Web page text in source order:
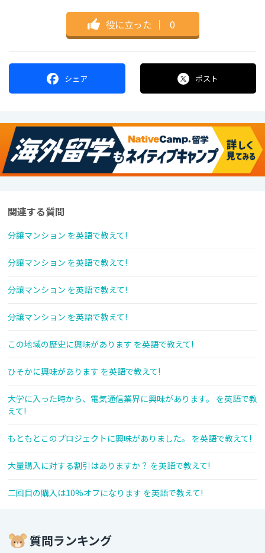
役に立った ｜ 0
シェア ポスト
関連する質問
分譲マンション を英語で教えて!
分譲マンション を英語で教えて!
分譲マンション を英語で教えて!
分譲マンション を英語で教えて!
この地域の歴史に興味があります を英語で教えて!
ひそかに興味があります を英語で教えて!
大学に入った時から、電気通信業界に興味があります。 を英語で教
えて!
もともとこのプロジェクトに興味がありました。 を英語で教えて!
大量購入に対する割引はありますか？ を英語で教えて!
二回目の購入は10%オフになります を英語で教えて!
質問ランキング